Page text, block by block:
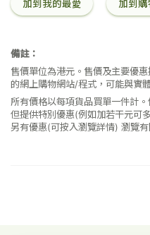
加到我的最愛 加到
備註：
售價單位為港元。售價及主要優
的網上購物網站/程式，可能與實
所有價格以每項貨品買單一件計
但提供特別優惠(例如加若干元可
另有優惠(可按入瀏覽詳情)瀏覽